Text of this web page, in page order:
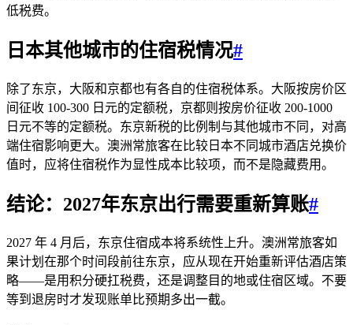
低税费。
日本其他城市的住宿税情况#
除了东京，大阪和京都也有各自的住宿税体系。大阪按房价区
间征收 100-300 日元的定额税，京都则按房价征收 200-1000
日元不等的定额税。东京新税的比例制与其他城市不同，对高
端住宿影响更大。澳洲常旅客在比较日本不同城市酒店兑换价
值时，应将住宿税作为显性成本比较项，而不是隐藏费用。
结论：2027年东京出行需要重新算账#
2027 年 4 月后，东京住宿成本将系统性上升。澳洲常旅客如
果计划在那个时间段前往东京，应从现在开始重新评估酒店策
略——是用积分硬扛税费，还是调整目的地或住宿区域。不要
等到退房时才发现账单比预期多出一截。